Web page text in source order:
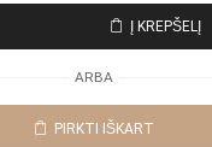
Į KREPŠELĮ
ARBA
PIRKTI IŠKART